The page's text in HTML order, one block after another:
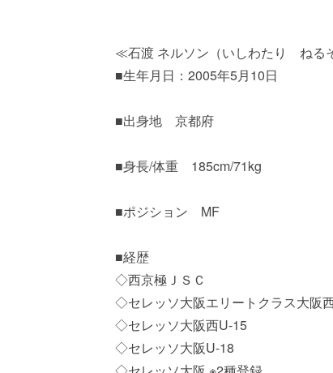
≪石渡 ネルソン（いしわたり ねる
■生年月日：2005年5月10日
■出身地 京都府
■身長/体重 185cm/71kg
■ポジション MF
■経歴
◇西京極ＪＳＣ
◇セレッソ大阪エリートクラス大阪
◇セレッソ大阪西U-15
◇セレッソ大阪U-18